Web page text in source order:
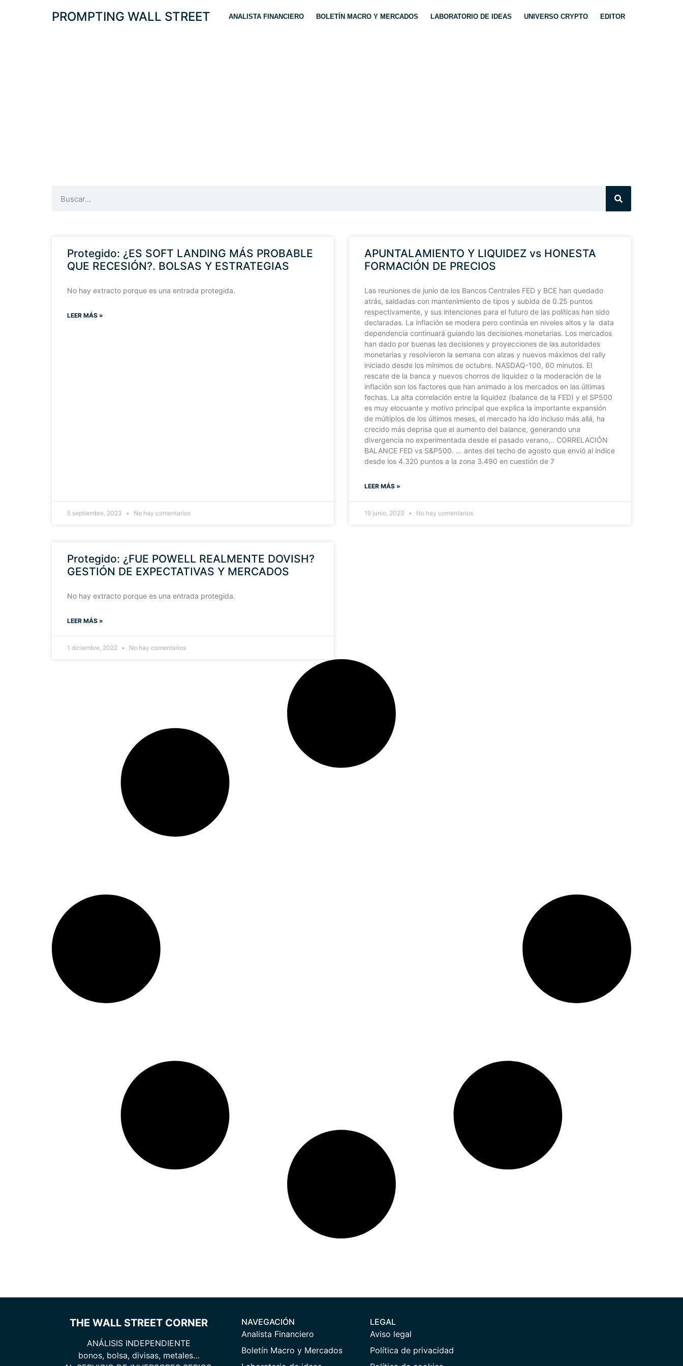
PROMPTING WALL STREET ANALISTA FINANCIERO BOLETÍN MACRO Y MERCADOS LABORATORIO DE IDEAS UNIVERSO CRYPTO EDITOR
Protegido: ¿ES SOFT LANDING MÁS PROBABLE
QUE RECESIÓN?. BOLSAS Y ESTRATEGIAS
No hay extracto porque es una entrada protegida.
LEER MÁS »
5 septiembre, 2023 No hay comentarios
APUNTALAMIENTO Y LIQUIDEZ vs HONESTA
FORMACIÓN DE PRECIOS
Las reuniones de junio de los Bancos Centrales FED y BCE han quedado
atrás, saldadas con mantenimiento de tipos y subida de 0.25 puntos
respectivamente, y sus intenciones para el futuro de las políticas han sido
declaradas. La inflación se modera pero continúa en niveles altos y la data
dependencia continuará guiando las decisiones monetarias. Los mercados
han dado por buenas las decisiones y proyecciones de las autoridades
monetarias y resolvieron la semana con alzas y nuevos máximos del rally
iniciado desde los mínimos de octubre. NASDAQ-100, 60 minutos. El
rescate de la banca y nuevos chorros de liquidez o la moderación de la
inflación son los factores que han animado a los mercados en las últimas
fechas. La alta correlación entre la liquidez (balance de la FED) y el SP500
es muy elocuante y motivo principal que explica la importante expansión
de múltiplos de los últimos meses, el mercado ha ido incluso más allá, ha
crecido más deprisa que el aumento del balance, generando una
divergencia no experimentada desde el pasado verano,.. CORRELACIÓN
BALANCE FED vs S&P500. … antes del techo de agosto que envió al índice
desde los 4.320 puntos a la zona 3.490 en cuestión de 7
LEER MÁS »
19 junio, 2023 No hay comentarios
Protegido: ¿FUE POWELL REALMENTE DOVISH?
GESTIÓN DE EXPECTATIVAS Y MERCADOS
No hay extracto porque es una entrada protegida.
LEER MÁS »
1 diciembre, 2022 No hay comentarios
THE WALL STREET CORNER
ANÁLISIS INDEPENDIENTE
bonos, bolsa, divisas, metales…
NAVEGACIÓN
Analista Financiero
Boletín Macro y Mercados
LEGAL
Aviso legal
Política de privacidad